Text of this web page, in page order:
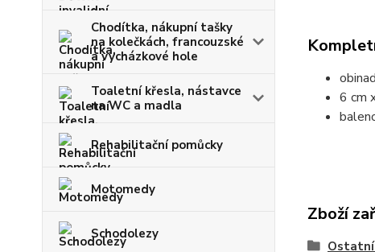
Chodítka, nákupní tašky
na kolečkách, francouzské
a vycházkové hole
Toaletní křesla, nástavce
na WC a madla
Rehabilitační pomůcky
Motomedy
Schodolezy
6 cm
Zboží